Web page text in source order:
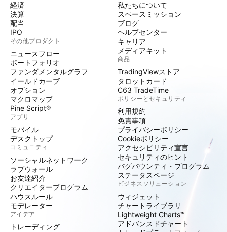
経済
決算
配当
IPO
その他プロダクト
ニュースフロー
ポートフォリオ
ファンダメンタルグラフ
イールドカーブ
オプション
マクロマップ
Pine Script®
アプリ
モバイル
デスクトップ
コミュニティ
ソーシャルネットワーク
ラブウォール
お友達紹介
クリエイタープログラム
ハウスルール
モデレーター
アイデア
トレーディング
私たちについて
スペースミッション
ブログ
ヘルプセンター
キャリア
メディアキット
商品
TradingViewストア
タロットカード
C63 TradeTime
ポリシーとセキュリティ
利用規約
免責事項
プライバシーポリシー
Cookieポリシー
アクセシビリティ宣言
セキュリティのヒント
バグバウンティ・プログラム
ステータスページ
ビジネスソリューション
ウィジェット
チャートライブラリ
Lightweight Charts™
アドバンスドチャート